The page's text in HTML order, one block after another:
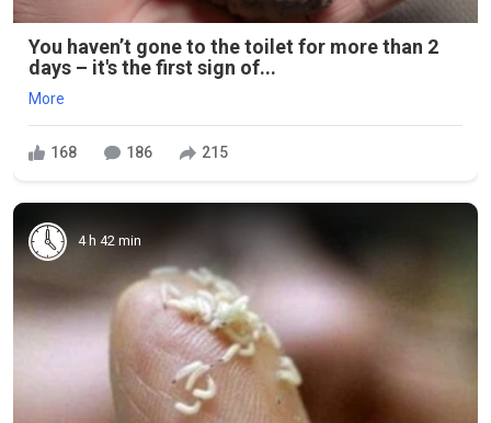
You haven’t gone to the toilet for more than 2
days – it's the first sign of...
More
168 186 215
4 h 42 min